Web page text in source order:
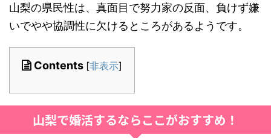
山梨の県民性は、真面目で努力家の反面、負けず嫌
いでやや協調性に欠けるところがあるようです。
Contents [非表示]
山梨で婚活するならここがおすすめ！